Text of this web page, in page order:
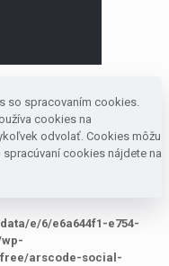
so spracovaním cookies.
cookies na
odvolať. Cookies môžu
cookies nájdete na
e/6/e6a644f1-e754-
arscode-social-